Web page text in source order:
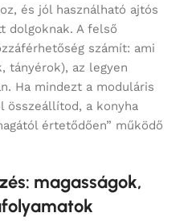
és jól használható ajtós
dolgoknak. A felső
számít: ami
tányérok), az legyen
Ha mindezt a moduláris
összeállítod, a konyha
értetődően” működő
magasságok,